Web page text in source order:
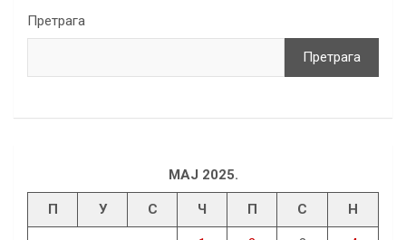
Претрага
Претрага
МАЈ 2025.
П У С Ч П С Н